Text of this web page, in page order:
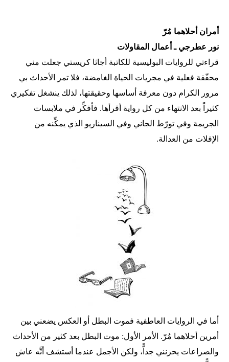
أمران أحلاهما مُرّ
نور عطرجي ـ أعمال المقاولات
قراءتي للروايات البوليسية للكاتبة أجاثا كريستي جعلت مني
محقّقة فعلية في مجريات الحياة الغامضة، فلا تمر الأحداث بي
مرور الكرام دون معرفة أساسها وحقيقتها، لذلك ينشغل تفكيري
كثيراً بعد الانتهاء من كل رواية أقرأها. فأفكِّر في ملابسات
الجريمة وفي تورّط الجاني وفي السيناريو الذي يمكِّنه من
الإفلات من العدالة.
أما في الروايات العاطفية فموت البطل أو العكس يضعني بين
أمرين أحلاهما مُرّ. الأمر الأول: موت البطل بعد كثير من الأحداث
والصراعات يحزنني جداًّ، ولكن الأجمل عندما أستشف أنَّه عاش